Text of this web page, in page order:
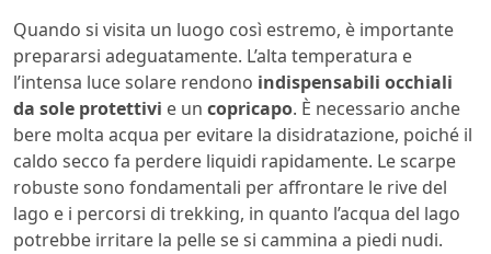
Quando si visita un luogo così estremo, è importante
prepararsi adeguatamente. L’alta temperatura e
l’intensa luce solare rendono indispensabili occhiali
da sole protettivi e un copricapo. È necessario anche
bere molta acqua per evitare la disidratazione, poiché il
caldo secco fa perdere liquidi rapidamente. Le scarpe
robuste sono fondamentali per affrontare le rive del
lago e i percorsi di trekking, in quanto l’acqua del lago
potrebbe irritare la pelle se si cammina a piedi nudi.